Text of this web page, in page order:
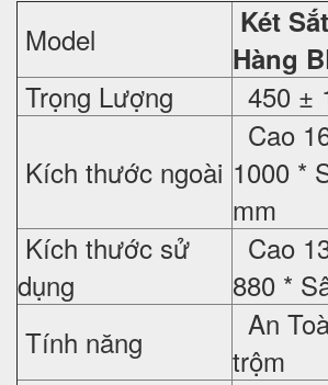
Model
Két
Hàng
Trọng Lượng
450 ±
Kích thước ngoài
Cao
1000 *
mm
Kích thước sử
dụng
Cao
880 *
Tính năng
An
trộm